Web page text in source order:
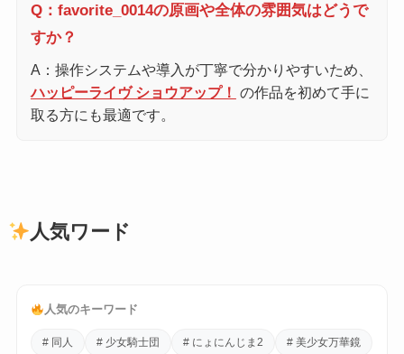
Q：favorite_0014の原画や全体の雰囲気はどうで
すか？
A：操作システムや導入が丁寧で分かりやすいため、
ハッピーライヴ ショウアップ！ の作品を初めて手に
取る方にも最適です。
人気ワード
人気のキーワード
# 同人 # 少女騎士団 # にょにんじま2 # 美少女万華鏡